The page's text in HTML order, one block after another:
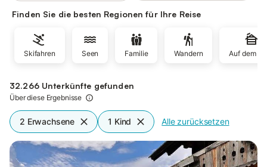
Finden Sie die besten Regionen für Ihre Reise
Skifahren Seen Familie Wandern Auf dem
32.266 Unterkünfte gefunden
Über diese Ergebnisse
2 Erwachsene 1 Kind Alle zurücksetzen